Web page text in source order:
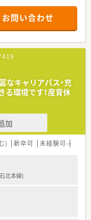
お問い合わせ
なキャリアパス・充
る環境です！産育休
加
) 新卒可 未経験可
北本線)